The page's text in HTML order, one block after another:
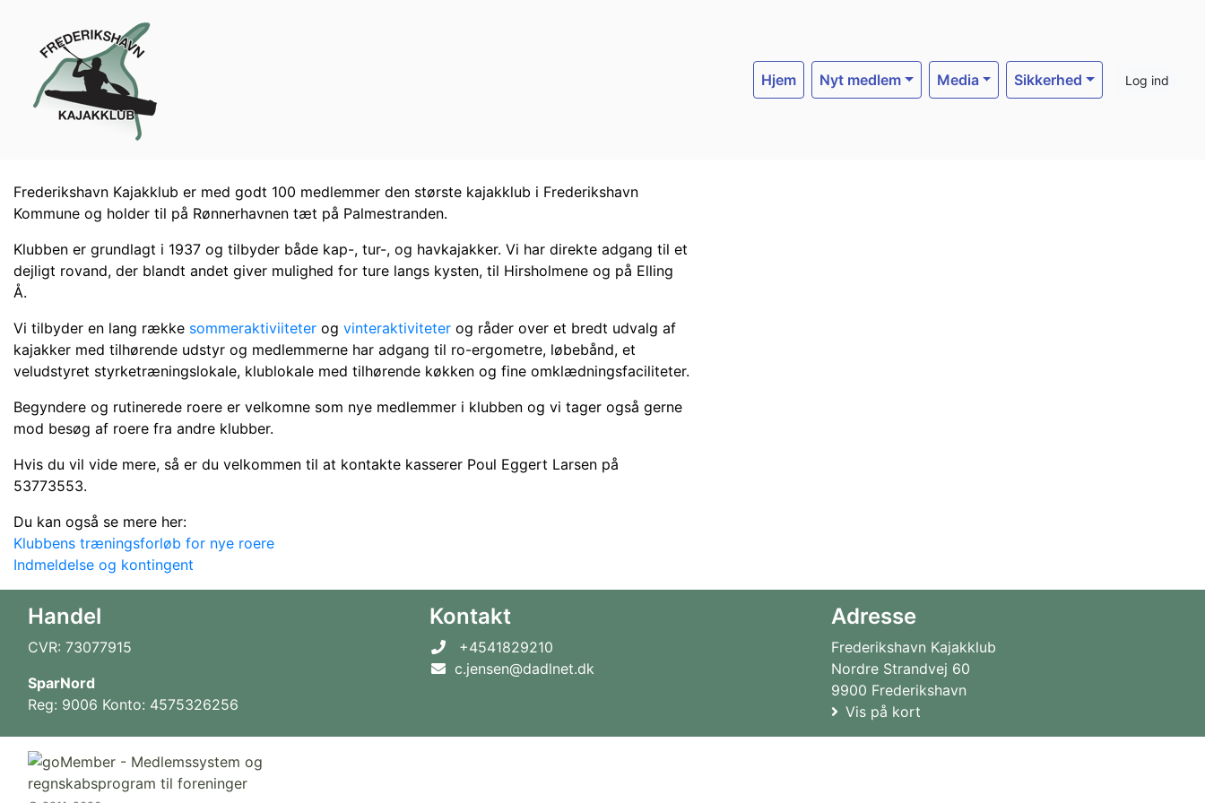
Hjem Nyt medlem Media Sikkerhed Log ind
Frederikshavn Kajakklub er med godt 100 medlemmer den største kajakklub i Frederikshavn
Kommune og holder til på Rønnerhavnen tæt på Palmestranden.
Klubben er grundlagt i 1937 og tilbyder både kap-, tur-, og havkajakker. Vi har direkte adgang til et
dejligt rovand, der blandt andet giver mulighed for ture langs kysten, til Hirsholmene og på Elling
Å.
Vi tilbyder en lang række sommeraktiviiteter og vinteraktiviteter og råder over et bredt udvalg af
kajakker med tilhørende udstyr og medlemmerne har adgang til ro-ergometre, løbebånd, et
veludstyret styrketræningslokale, klublokale med tilhørende køkken og fine omklædningsfaciliteter.
Begyndere og rutinerede roere er velkomne som nye medlemmer i klubben og vi tager også gerne
mod besøg af roere fra andre klubber.
Hvis du vil vide mere, så er du velkommen til at kontakte kasserer Poul Eggert Larsen på
53773553.
Du kan også se mere her:
Klubbens træningsforløb for nye roere
Indmeldelse og kontingent
Handel
CVR: 73077915
SparNord
Reg: 9006 Konto: 4575326256
Kontakt
+4541829210
c.jensen@dadlnet.dk
Adresse
Frederikshavn Kajakklub
Nordre Strandvej 60
9900 Frederikshavn
Vis på kort